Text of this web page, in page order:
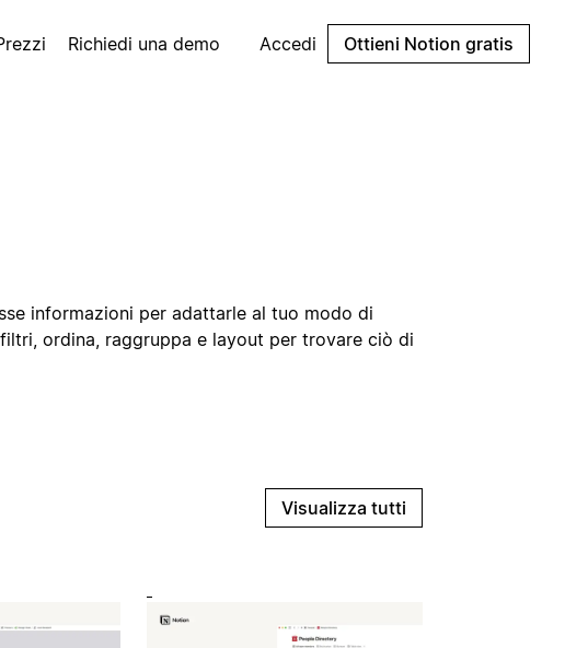
Richiedi una demo Accedi Ottieni Notion gratis
informazioni per adattarle al tuo modo di
ordina, raggruppa e layout per trovare ciò di
Visualizza tutti